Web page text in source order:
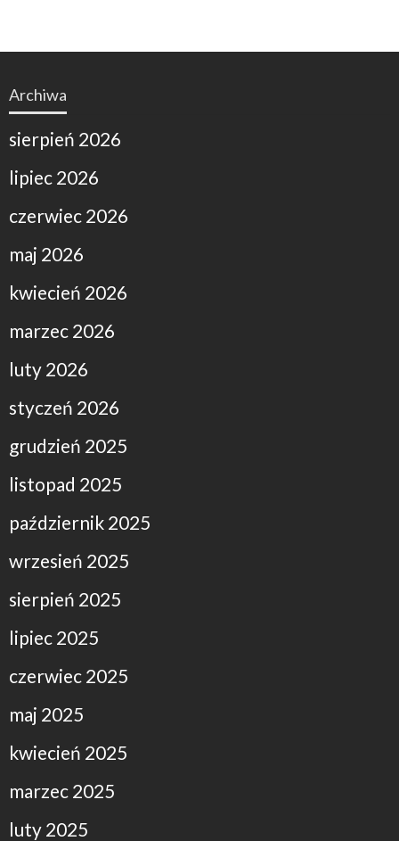
Archiwa
sierpień 2026
lipiec 2026
czerwiec 2026
maj 2026
kwiecień 2026
marzec 2026
luty 2026
styczeń 2026
grudzień 2025
listopad 2025
październik 2025
wrzesień 2025
sierpień 2025
lipiec 2025
czerwiec 2025
maj 2025
kwiecień 2025
marzec 2025
luty 2025